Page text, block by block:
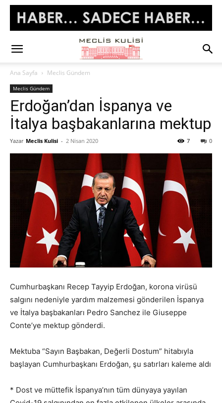
Ana Sayfa Meclis Gündem
Meclis Gündem
Erdoğan’dan İspanya ve
İtalya başbakanlarına mektup
Yazar Meclis Kulisi - 2 Nisan 2020 0
7
Cumhurbaşkanı Recep Tayyip Erdoğan, korona virüsü
salgını nedeniyle yardım malzemesi gönderilen İspanya
ve İtalya başbakanları Pedro Sanchez ile Giuseppe
Conte’ye mektup gönderdi.
Mektuba “Sayın Başbakan, Değerli Dostum” hitabıyla
başlayan Cumhurbaşkanı Erdoğan, şu satırları kaleme aldı
* Dost ve müttefik İspanya’nın tüm dünyaya yayılan